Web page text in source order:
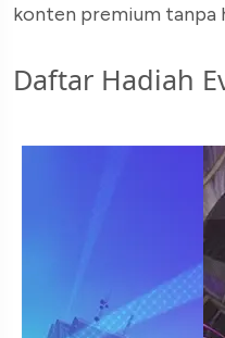
konten premium tanpa
Daftar Hadiah